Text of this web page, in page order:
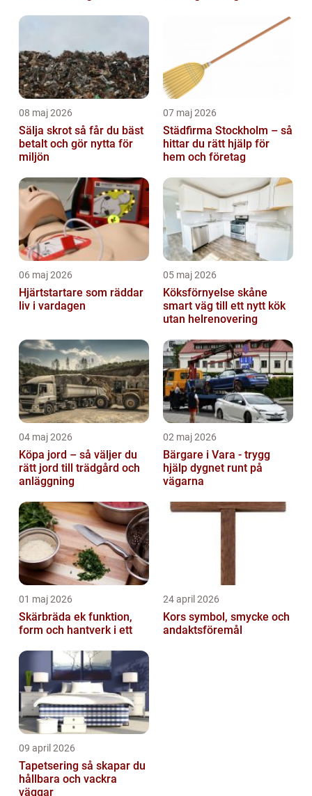
08 maj 2026
Sälja skrot så får du bäst
betalt och gör nytta för
miljön
07 maj 2026
Städfirma Stockholm – så
hittar du rätt hjälp för
hem och företag
06 maj 2026
Hjärtstartare som räddar
liv i vardagen
05 maj 2026
Köksförnyelse skåne
smart väg till ett nytt kök
utan helrenovering
04 maj 2026
Köpa jord – så väljer du
rätt jord till trädgård och
anläggning
02 maj 2026
Bärgare i Vara - trygg
hjälp dygnet runt på
vägarna
01 maj 2026
Skärbräda ek funktion,
form och hantverk i ett
24 april 2026
Kors symbol, smycke och
andaktsföremål
09 april 2026
Tapetsering så skapar du
hållbara och vackra
väggar